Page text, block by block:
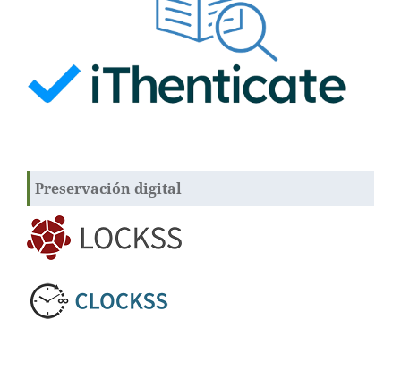
Preservación digital